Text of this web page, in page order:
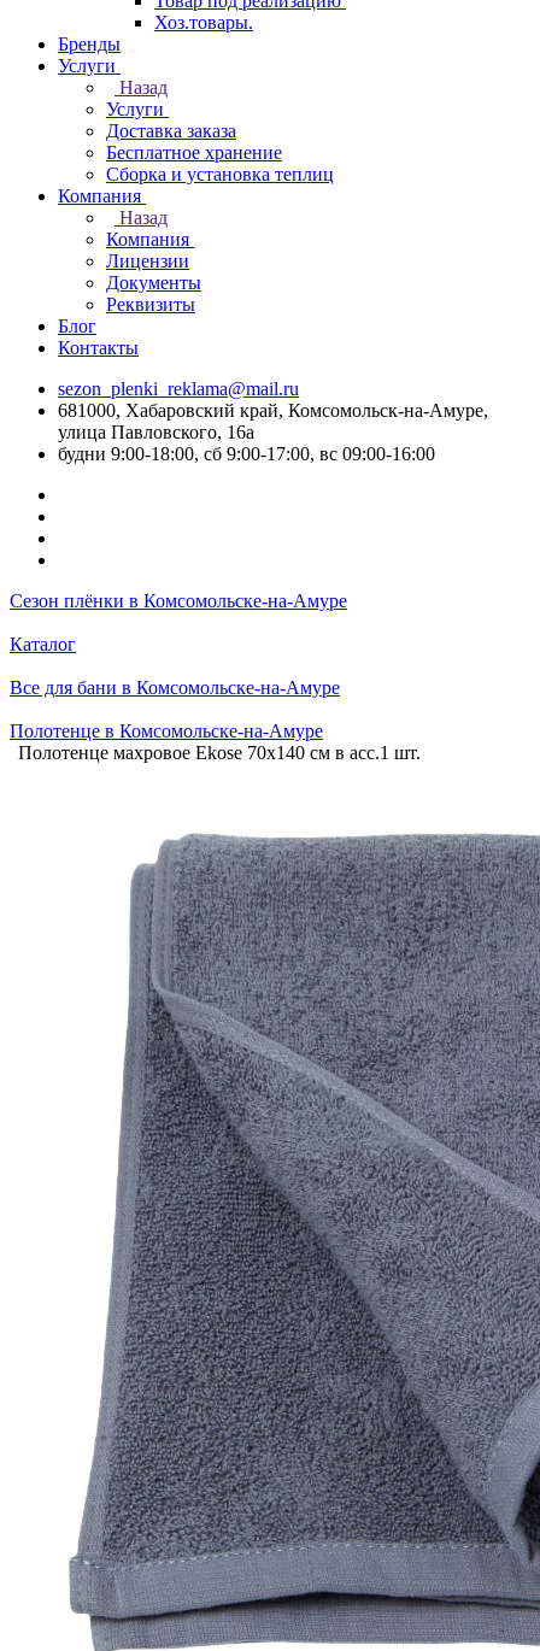
Хоз.товары.
Бренды
Услуги
Назад
Услуги
Доставка заказа
Бесплатное хранение
Сборка и установка теплиц
Компания
Назад
Компания
Лицензии
Документы
Реквизиты
Блог
Контакты
sezon_plenki_reklama@mail.ru
681000, Хабаровский край, Комсомольск-на-Амуре,
улица Павловского, 16а
будни 9:00-18:00, сб 9:00-17:00, вс 09:00-16:00
Сезон плёнки в Комсомольске-на-Амуре
Каталог
Все для бани в Комсомольске-на-Амуре
Полотенце в Комсомольске-на-Амуре
Полотенце махровое Ekosе 70х140 см в асс.1 шт.